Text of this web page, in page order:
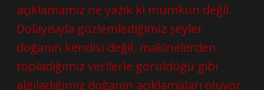
açıklamamız ne yazık ki mümkün değil.
Dolayısıyla gözlemlediğimiz şeyler
doğanın kendisi değil, makinelerden
topladığımız verilerle görüldüğü gibi
algıladığımız doğanın açıklamaları oluyor.